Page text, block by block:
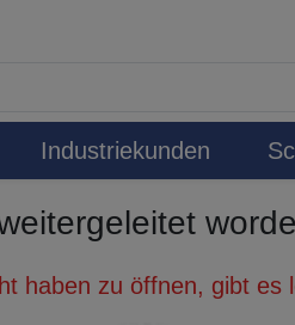
Industriekunden
haben zu öffnen, gibt es